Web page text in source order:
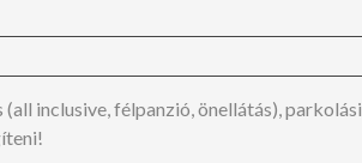
inclusive, félpanzió, önellátás), parkolási